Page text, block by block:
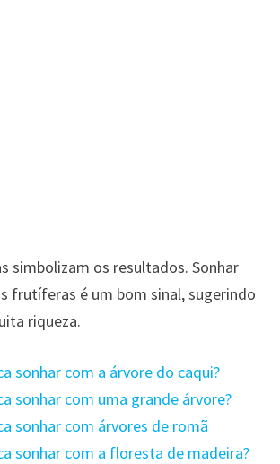
simbolizam os resultados. Sonhar
frutíferas é um bom sinal, sugerindo
riqueza.
sonhar com a árvore do caqui?
sonhar com uma grande árvore?
sonhar com árvores de romã
sonhar com a floresta de madeira?